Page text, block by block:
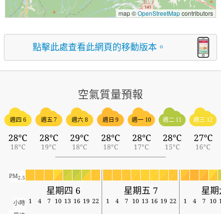
map ©OpenStreetMapcontributors
點擊此處查看此網頁的移動版本。
空氣質量預報
週四 6
28°C
18°C
週五 7
28°C
19°C
週六 8
29°C
18°C
週日 9
28°C
18°C
週一 10
28°C
17°C
週二 11
28°C
15°C
週三 12
27°C
16°C
PM2.5
星期四 6 星期五 7 星
小時 1 4 7 10 13 16 19 22 1 4 7 10 13 16 19 22 1 4 7 10